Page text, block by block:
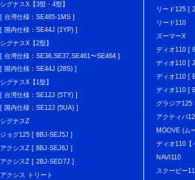
シグナスX【3型・4型】
[ 台湾仕様：SE465-1MS ]
[ 国内仕様：SE44J (1YP) ]
シグナスX【2型】
[ 台湾仕様：SE36,SE37,SE461〜SE464 ]
[ 国内仕様：SE44J (28S) ]
シグナスX【1型】
[ 台湾仕様：SE12J (5TY) ]
[ 国内仕様：SE12J (5UA) ]
シグナスZ
ジョグ125 [ 8BJ-SEJ5J ]
アクシスZ [ 8BJ-SEJ6J ]
アクシスZ [ 2BJ-SED7J ]
アクシス トリート
リード125 [
リード110
ズーマーX
ディオ110 [
ディオ110 [
ディオ110 [
ディオ110 [
グラジア125
アクティバ
MOOVE (ム
ディオ110【
NAVI110
スクーピー